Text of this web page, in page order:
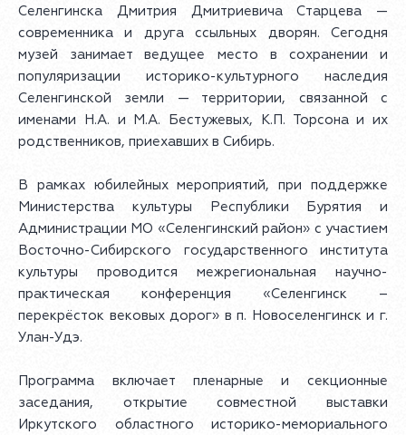
Селенгинска Дмитрия Дмитриевича Старцева —
современника и друга ссыльных дворян. Сегодня
музей занимает ведущее место в сохранении и
популяризации историко-культурного наследия
Селенгинской земли — территории, связанной с
именами Н.А. и М.А. Бестужевых, К.П. Торсона и их
родственников, приехавших в Сибирь.
В рамках юбилейных мероприятий, при поддержке
Министерства культуры Республики Бурятия и
Администрации МО «Селенгинский район» с участием
Восточно-Сибирского государственного института
культуры проводится межрегиональная научно-
практическая конференция «Селенгинск –
перекрёсток вековых дорог» в п. Новоселенгинск и г.
Улан-Удэ.
Программа включает пленарные и секционные
заседания, открытие совместной выставки
Иркутского областного историко-мемориального